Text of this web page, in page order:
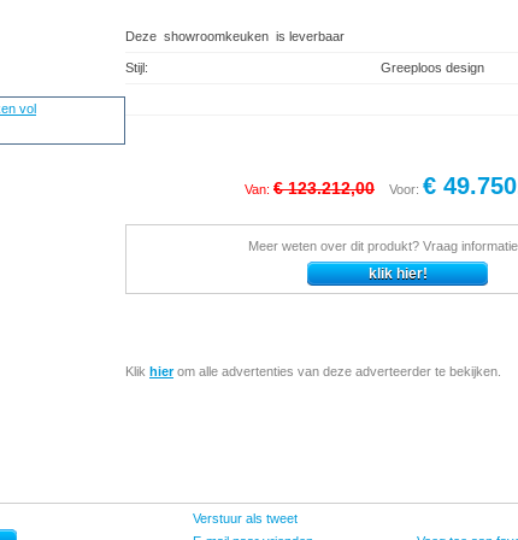
Deze showroomkeuken is leverbaar
Stijl: Greeploos design
Van: € 123.212,00 Voor: €
Meer weten over dit produkt? Vraag informatie
Klik hierom alle advertenties van deze adverteerder te bekijken.
Verstuur als tweet